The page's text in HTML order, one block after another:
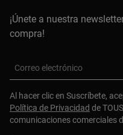
¡Únete a nuestra
compra!
Correo electrónico
Al hacer clic en Suscríbete,
Política de Privacidad de
comunicaciones comerciales